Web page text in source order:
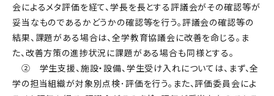
会によるメタ評価を経て、学長を長とする評議会がその確認等が
妥当なものであるかどうかの確認等を行う。評議会の確認等の
結果、課題がある場合は、全学教育協議会に改善を命じる。ま
た、改善方策の進捗状況に課題がある場合も同様とする。
② 学生支援、施設・設備、学生受け入れについては、まず、全
学の担当組織が対象別点検･評価を行う。また、評価委員会によ